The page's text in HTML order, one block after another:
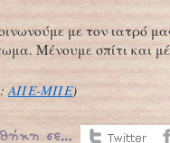
με τον ιατρό
Μένουμε σπίτι και
ΑΠΕ-ΜΠΕ)